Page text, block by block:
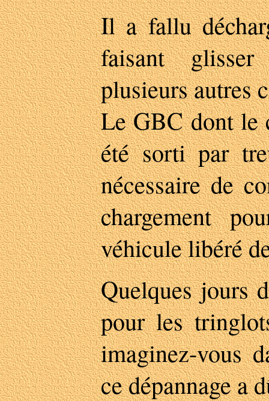
Il a fallu
faisant
plusieurs autres
Le GBC dont le
été sorti par
nécessaire de
chargement
véhicule libéré
Quelques jours
pour les
imaginez-vous
ce dépannage a